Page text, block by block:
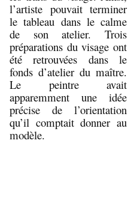
l’artiste pouvait terminer
le tableau dans le calme
de son atelier. Trois
préparations du visage ont
été retrouvées dans le
fonds d’atelier du maître.
Le peintre avait
apparemment une idée
précise de l’orientation
qu’il comptait donner au
modèle.